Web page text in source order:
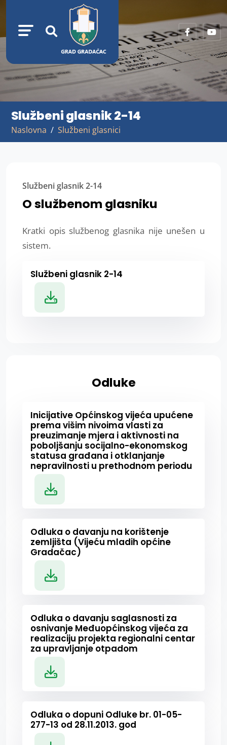
Službeni glasnik 2-14
Naslovna Službeni glasnici
Službeni glasnik 2-14
O službenom glasniku
Kratki opis službenog glasnika nije unešen u
sistem.
Službeni glasnik 2-14
Odluke
Inicijative Općinskog vijeća upućene
prema višim nivoima vlasti za
preuzimanje mjera i aktivnosti na
poboljšanju socijalno-ekonomskog
statusa građana i otklanjanje
nepravilnosti u prethodnom periodu
Odluka o davanju na korištenje
zemljišta (Vijeću mladih općine
Gradačac)
Odluka o davanju saglasnosti za
osnivanje Međuopćinskog vijeća za
realizaciju projekta regionalni centar
za upravljanje otpadom
Odluka o dopuni Odluke br. 01-05-
277-13 od 28.11.2013. god